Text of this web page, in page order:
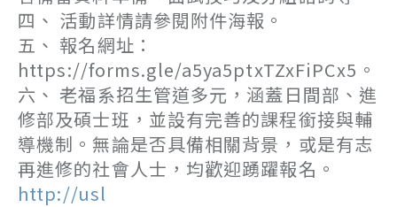
四、 活動詳情請參閱附件海報。
五、 報名網址：
https://forms.gle/a5ya5ptxTZxFiPCx5。
六、 老福系招生管道多元，涵蓋日間部、進
修部及碩士班，並設有完善的課程銜接與輔
導機制。無論是否具備相關背景，或是有志
再進修的社會人士，均歡迎踴躍報名。
http://usl